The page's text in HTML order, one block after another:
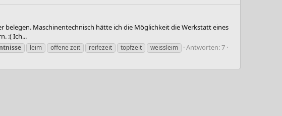
Maschinentechnisch hätte ich die Möglichkeit die Werkstatt eines
:( Ich...
leim offene zeit reifezeit topfzeit weissleim
Antworten: 7